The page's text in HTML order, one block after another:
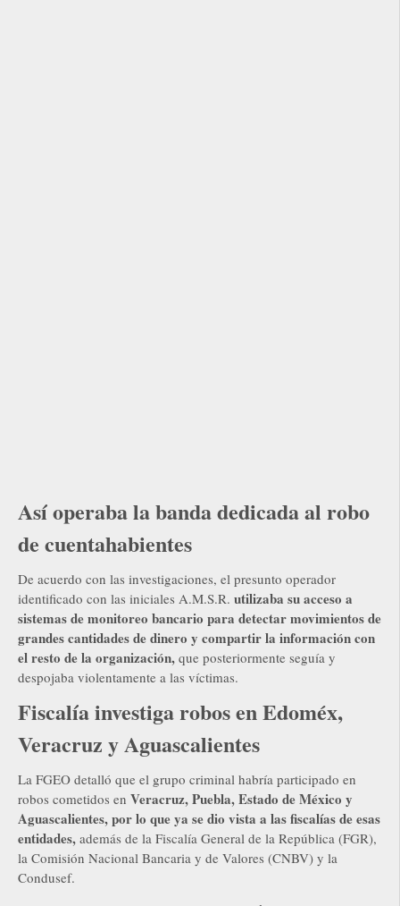
Así operaba la banda dedicada al robo
de cuentahabientes
De acuerdo con las investigaciones, el presunto operador
identificado con las iniciales A.M.S.R. utilizaba su acceso a
sistemas de monitoreo bancario para detectar movimientos de
grandes cantidades de dinero y compartir la información con
el resto de la organización, que posteriormente seguía y
despojaba violentamente a las víctimas.
Fiscalía investiga robos en Edoméx,
Veracruz y Aguascalientes
La FGEO detalló que el grupo criminal habría participado en
robos cometidos en Veracruz, Puebla, Estado de México y
Aguascalientes, por lo que ya se dio vista a las fiscalías de esas
entidades, además de la Fiscalía General de la República (FGR),
la Comisión Nacional Bancaria y de Valores (CNBV) y la
Condusef.